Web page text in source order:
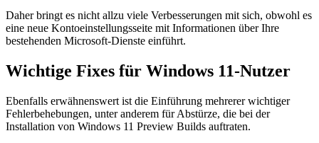
Daher bringt es nicht allzu viele Verbesserungen mit sich, obwohl es
eine neue Kontoeinstellungsseite mit Informationen über Ihre
bestehenden Microsoft-Dienste einführt.
Wichtige Fixes für Windows 11-Nutzer
Ebenfalls erwähnenswert ist die Einführung mehrerer wichtiger
Fehlerbehebungen, unter anderem für Abstürze, die bei der
Installation von Windows 11 Preview Builds auftraten.